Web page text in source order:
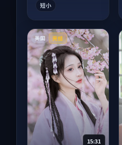
短小
美国 完结
15:31